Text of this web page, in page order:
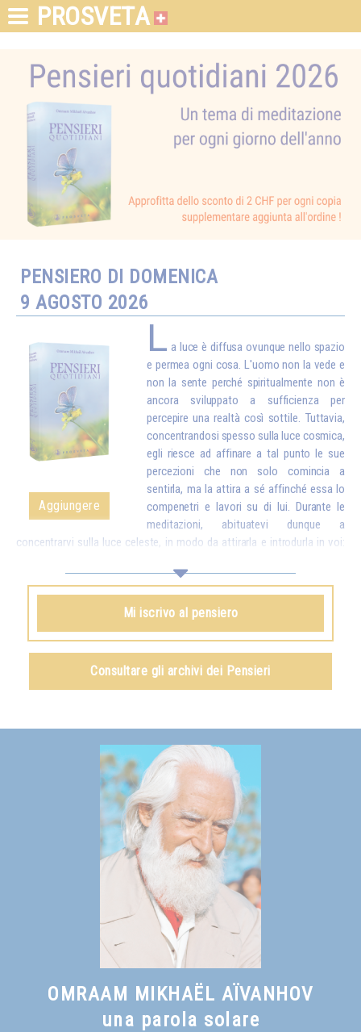
PROSVETA
PENSIERO DI DOMENICA
9 AGOSTO 2026
Aggiungere
L a luce è diffusa ovunque nello spazio
e permea ogni cosa. L'uomo non la vede e
non la sente perché spiritualmente non è
ancora sviluppato a sufficienza per
percepire una realtà così sottile. Tuttavia,
concentrandosi spesso sulla luce cosmica,
egli riesce ad affinare a tal punto le sue
percezioni che non solo comincia a
sentirla, ma la attira a sé affinché essa lo
compenetri e lavori su di lui. Durante le
meditazioni, abituatevi dunque a
concentrarvi sulla luce celeste, in modo da attirarla e introdurla in voi:
vostro corpo con particelle nuove, più pure. E una volta che avrete
attirato la luce in voi, dovrete ancora esercitarvi a inviare quella luce nel
mondo intero per aiutare tutti gli esseri umani.*
Omraam Mikhaël Aïvanhov
Vedi ancheLa luce, spirito vivente, capitolo IX
Mi iscrivo al pensiero
Consultare gli archivi dei Pensieri
OMRAAM MIKHAËL AÏVANHOV
una parola solare